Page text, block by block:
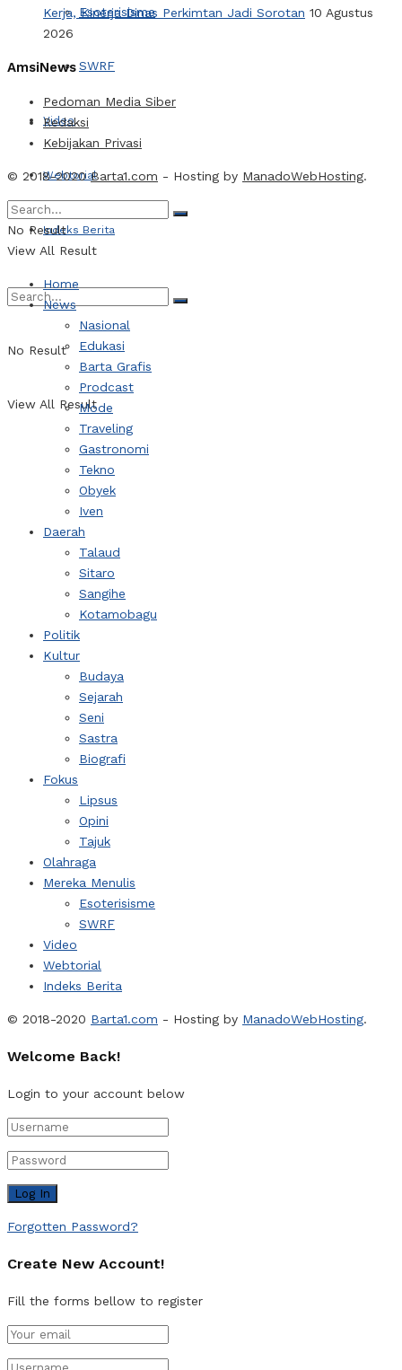
Esoterisisme
SWRF
Video
Webtorial
Indeks Berita
No Result
View All Result
Kerja, Kinerja Dinas Perkimtan Jadi Sorotan 10 Agustus
2026
AmsiNews
Pedoman Media Siber
Redaksi
Kebijakan Privasi
© 2018-2020Barta1.com - Hosting by ManadoWebHosting.
No Result
View All Result
Home
News
Nasional
Edukasi
Barta Grafis
Prodcast
Mode
Traveling
Gastronomi
Tekno
Obyek
Iven
Daerah
Talaud
Sitaro
Sangihe
Kotamobagu
Politik
Kultur
Budaya
Sejarah
Seni
Sastra
Biografi
Fokus
Lipsus
Opini
Tajuk
Olahraga
Mereka Menulis
Esoterisisme
SWRF
Video
Webtorial
Indeks Berita
© 2018-2020 Barta1.com - Hosting by ManadoWebHosting.
Welcome Back!
Login to your account below
Forgotten Password?
Create New Account!
Fill the forms bellow to register